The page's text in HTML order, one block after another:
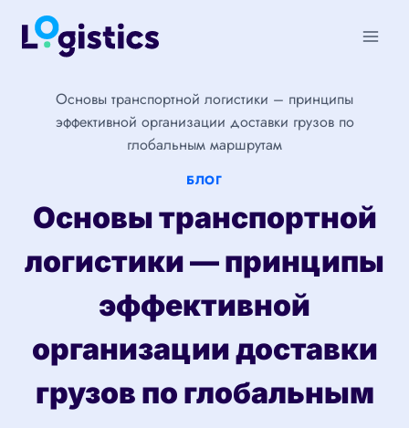
Перейти
Основы транспортной логистики – принципы
эффективной организации доставки грузов по
глобальным маршрутам
БЛОГ
Основы транспортной
логистики — принципы
эффективной
организации доставки
грузов по глобальным